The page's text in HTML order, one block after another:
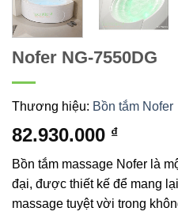
Nofer NG-7550DG
Thương hiệu: Bồn tắm Nofer
82.930.000 ₫
Bồn tắm massage Nofer là
đại, được thiết kế để mang
massage tuyệt vời trong